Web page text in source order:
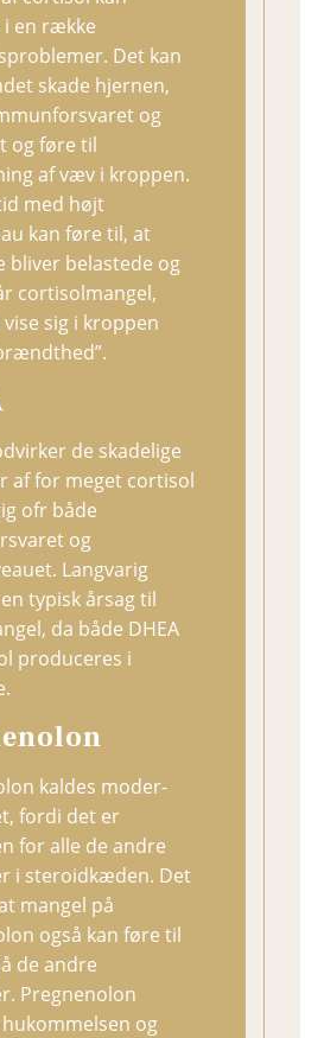
en række
Det kan
skade hjernen,
og
og føre til
af væv i kroppen.
med højt
kan føre til, at
bliver belastede og
cortisolmangel,
sig i kroppen
de skadelige
af for meget cortisol
ofr både
og
Langvarig
typisk årsag til
da både DHEA
produceres i
kaldes moder-
fordi det er
for alle de andre
i steroidkæden. Det
mangel på
også kan føre til
de andre
Pregnenolon
og